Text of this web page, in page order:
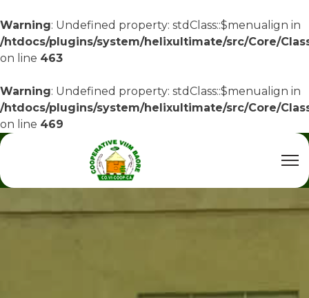
Warning: Undefined property: stdClass::$menualign in
/htdocs/plugins/system/helixultimate/src/Core/
on line 463
Warning: Undefined property: stdClass::$menualign in
/htdocs/plugins/system/helixultimate/src/Core/
on line 469